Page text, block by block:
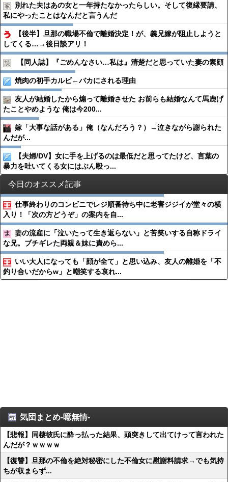
別れた夫はあの女と一年持たなかったらしい。そして復縁要請、
私にやったことはなんだと言うんだ
【後半】旦那の職場不倫で離婚決定！が、義兄嫁が阻止しようと
してくる…→後日談アリ！
【同人誌】『ごめんなさい…私は』清楚だと思っていた妻の素顔
焼肉の初手カルビ←バカにされる理由
友人が結婚したから煽って離婚させた お前らも結婚なんて馬鹿げ
たことやめような 俺は今200...
嫁「大事な話がある」俺（なんだろう？）→泣きながら謝られた
んだが...
【夫婦/DV】女に手を上げるのは最低だと思ってたけど、言葉の
暴力を吐いてくる女にはぶん殴っ...
今日のオススメ記事
仕事終わりのコンビニでレジ順番待ち中に老害ジジイが堂々の横
入り！「次の方どうぞ」の案内を自...
妻の流産に「泣いたって生き返らない」と苦笑いする自称ドライ
な兄。ブチギレた両親＆妹に責めら...
いい大人になっても「顔が全て」と思い込み、友人の離婚を「不
釣り合いだからw」と嘲笑する哀れ...
気団まとめ-噫無情-
【悲報】同棲彼氏に酔っ払った結果、頭突きして出てけって言われた
んだが？ｗｗｗｗ
【復讐】旦那の不倫を絶対秘密にした不倫女に慰謝料請求→でも気持
ちが収まらず...